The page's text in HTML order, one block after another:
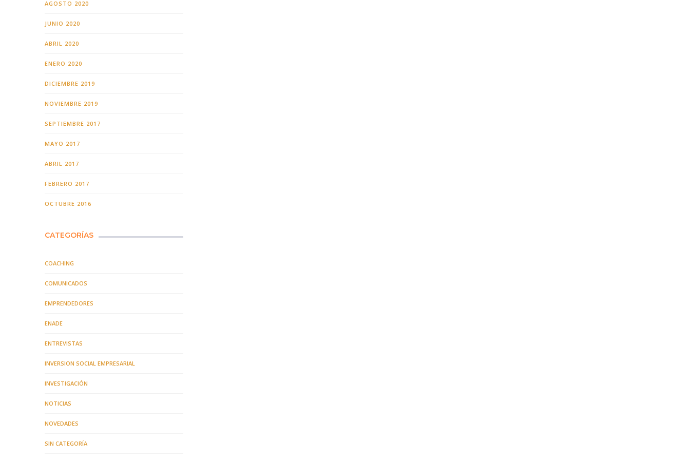
AGOSTO 2020
JUNIO 2020
ABRIL 2020
ENERO 2020
DICIEMBRE 2019
NOVIEMBRE 2019
SEPTIEMBRE 2017
MAYO 2017
ABRIL 2017
FEBRERO 2017
OCTUBRE 2016
CATEGORÍAS
COACHING
COMUNICADOS
EMPRENDEDORES
ENADE
ENTREVISTAS
INVERSION SOCIAL EMPRESARIAL
INVESTIGACIÓN
NOTICIAS
NOVEDADES
SIN CATEGORÍA